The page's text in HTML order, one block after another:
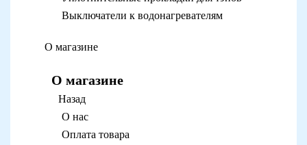
Выключатели к водонагревателям
О магазине
О магазине
Назад
О нас
Оплата товара